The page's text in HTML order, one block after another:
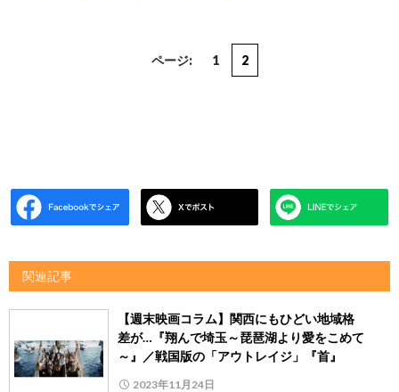
ページ: 1 2
関連記事
【週末映画コラム】関西にもひどい地域格
差が…『翔んで埼玉～琵琶湖より愛をこめて
～』／戦国版の「アウトレイジ」『首』
2023年11月24日